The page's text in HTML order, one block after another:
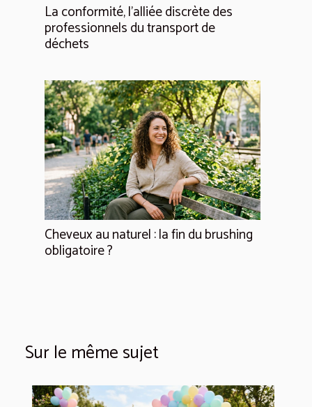
La conformité, l'alliée discrète des
professionnels du transport de
déchets
Cheveux au naturel : la fin du brushing
obligatoire ?
Sur le même sujet